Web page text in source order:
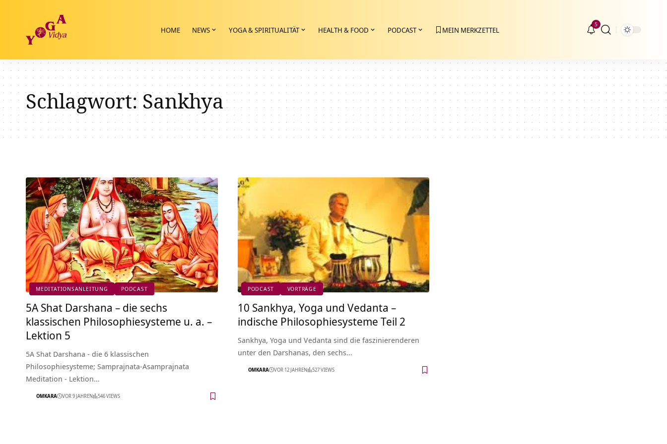
HOME NEWS YOGA & SPIRITUALITÄT HEALTH & FOOD PODCAST MEIN MERKZETTEL
5
Schlagwort: Sankhya
MEDITATIONSANLEITUNG PODCAST
5A Shat Darshana – die sechs
klassischen Philosophiesysteme u. a. –
Lektion 5
5A Shat Darshana - die 6 klassischen
Philosophiesysteme; Samprajnata-Asamprajnata
Meditation - Lektion…
OMKARA VOR 9 JAHREN 546 VIEWS
PODCAST VORTRÄGE
10 Sankhya, Yoga und Vedanta –
indische Philosophiesysteme Teil 2
Sankhya, Yoga und Vedanta sind die faszinierenderen
unter den Darshanas, den sechs…
OMKARA VOR 12 JAHREN 527 VIEWS